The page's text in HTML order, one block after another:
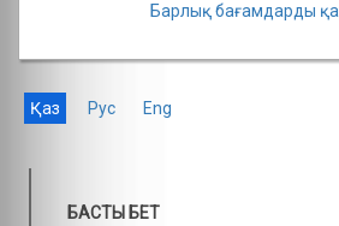
Барлық бағамдарды
Қаз Рус Eng
БАСТЫ БЕТ